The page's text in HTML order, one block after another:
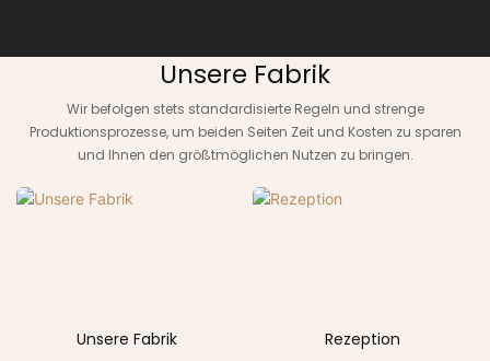
Unsere Fabrik
Wir befolgen stets standardisierte Regeln und strenge
Produktionsprozesse, um beiden Seiten Zeit und Kosten zu sparen
und Ihnen den größtmöglichen Nutzen zu bringen.
Unsere Fabrik Rezeption